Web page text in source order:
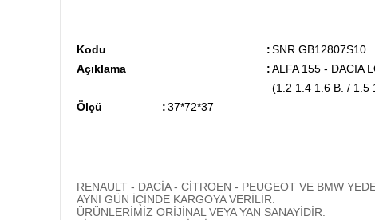
Kodu :SNR GB12807S10
Açıklama
:ALFA 155 - DACIA
(1.2 1.4 1.6 B. / 1.5
Ölçü
:37*72*37
RENAULT - DACİA - CİTROEN - PEUGEOT VE BMW
AYNI GÜN İÇİNDE KARGOYA VERİLİR.
ÜRÜNLERİMİZ ORİJİNAL VEYA YAN SANAYİDİR.